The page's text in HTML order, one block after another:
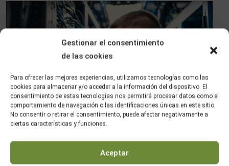
Gestionar el consentimiento
de las cookies
Para ofrecer las mejores experiencias, utilizamos tecnologías como las
cookies para almacenar y/o acceder a la información del dispositivo. El
consentimiento de estas tecnologías nos permitirá procesar datos como el
comportamiento de navegación o las identificaciones únicas en este sitio.
No consentir o retirar el consentimiento, puede afectar negativamente a
ciertas características y funciones.
Aceptar
Centropuente
18 De Mayo De 2026